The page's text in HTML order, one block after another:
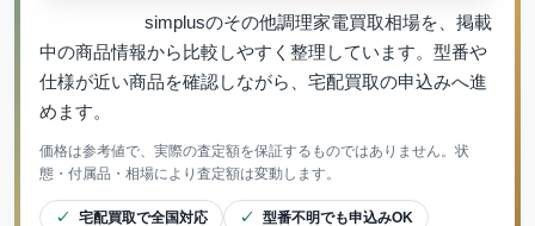
simplusのその他調理家電買取相場を、掲載
中の商品情報から比較しやすく整理しています。型番や
仕様が近い商品を確認しながら、宅配買取の申込みへ進
めます。
価格は参考値で、実際の査定額を保証するものではありません。状
態・付属品・相場により査定額は変動します。
宅配買取で全国対応 型番不明でも申込みOK